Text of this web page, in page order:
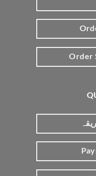
Order